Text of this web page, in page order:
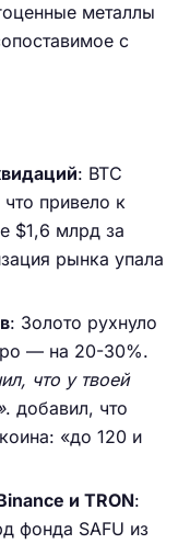
металлы
с
: BTC
привело к
$1,6 млрд за
рынка упала
: Золото рухнуло
— на 20-30%.
что у твоей
. добавил, что
«до 120 и
и TRON:
фонда SAFU из